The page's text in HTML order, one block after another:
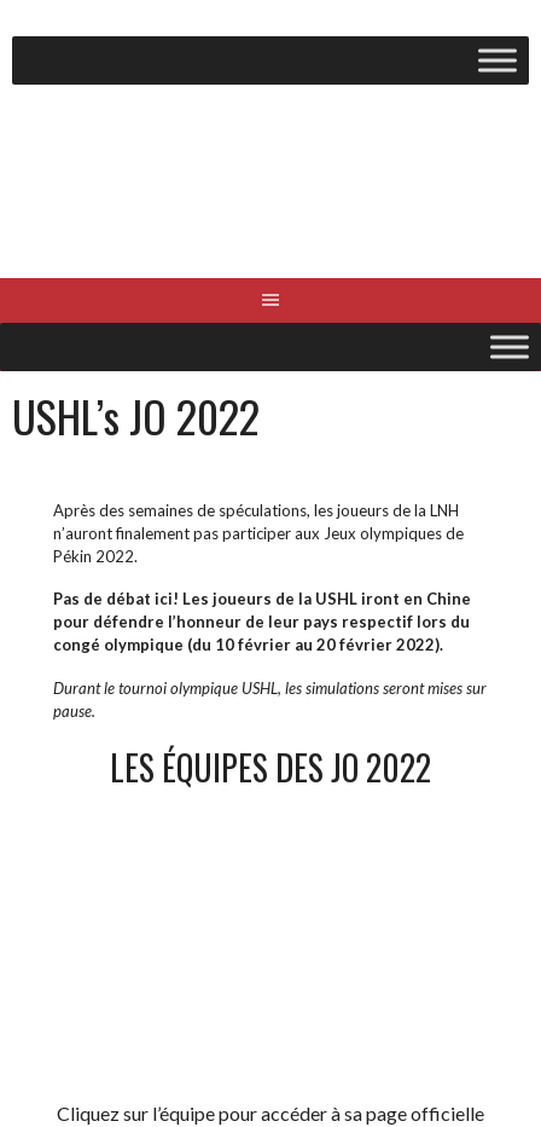
au
USHL’s JO 2022
Après des semaines de spéculations, les joueurs de la LNH
n’auront finalement pas participer aux Jeux olympiques de
Pékin 2022.
Pas de débat ici! Les joueurs de la USHL iront en Chine
pour défendre l’honneur de leur pays respectif lors du
congé olympique (du 10 février au 20 février 2022).
Durant le tournoi olympique USHL, les simulations seront mises sur
pause.
LES ÉQUIPES DES JO 2022
Cliquez sur l’équipe pour accéder à sa page officielle